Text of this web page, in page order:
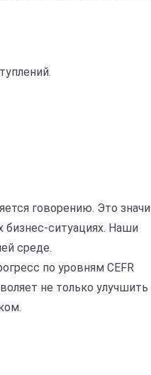
говорению. Это
бизнес-ситуациях. Наши
среде.
по уровням CEFR
не только улучшить